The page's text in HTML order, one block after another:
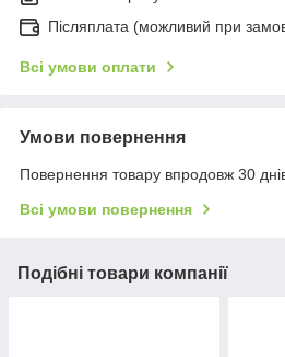
Післяплата (можливий при
Всі умови оплати
Умови повернення
Повернення товару впродовж 30
Всі умови повернення
Подібні товари компанії